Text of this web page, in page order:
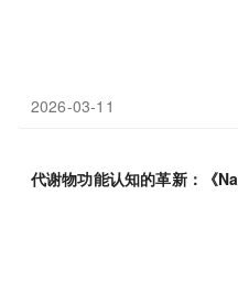
2026-03-11
代谢物功能认知的革新：《